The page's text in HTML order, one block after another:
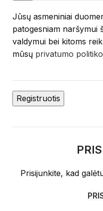
Jūsų asmeniniai
patogesniam naršymui
valdymui bei kitoms
mūsų privatumo
Registruotis
Prisijunkite, kad